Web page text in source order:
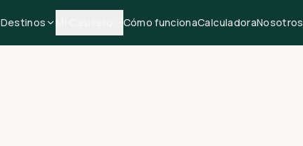
Destinos Cómo funcionaCalculadoraNosotros